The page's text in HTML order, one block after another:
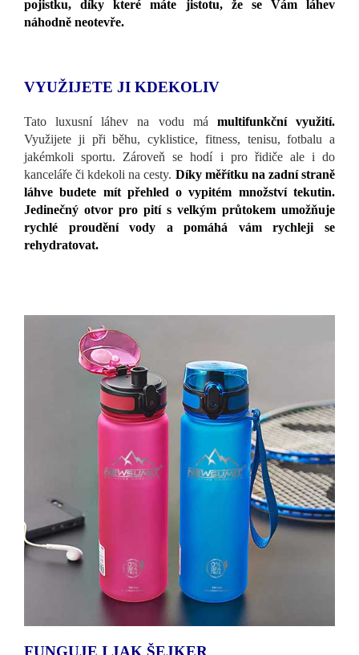
pojistku, díky které máte jistotu, že se Vám láhev
náhodně neotevře.
VYUŽIJETE JI KDEKOLIV
Tato luxusní láhev na vodu má multifunkční využití.
Využijete ji při běhu, cyklistice, fitness, tenisu, fotbalu a
jakémkoli sportu. Zároveň se hodí i pro řidiče ale i do
kanceláře či kdekoli na cesty. Díky měřítku na zadní straně
láhve budete mít přehled o vypitém množství tekutin.
Jedinečný otvor pro pití s velkým průtokem umožňuje
rychlé proudění vody a pomáhá vám rychleji se
rehydratovat.
FUNGUJE I JAK ŠEJKER